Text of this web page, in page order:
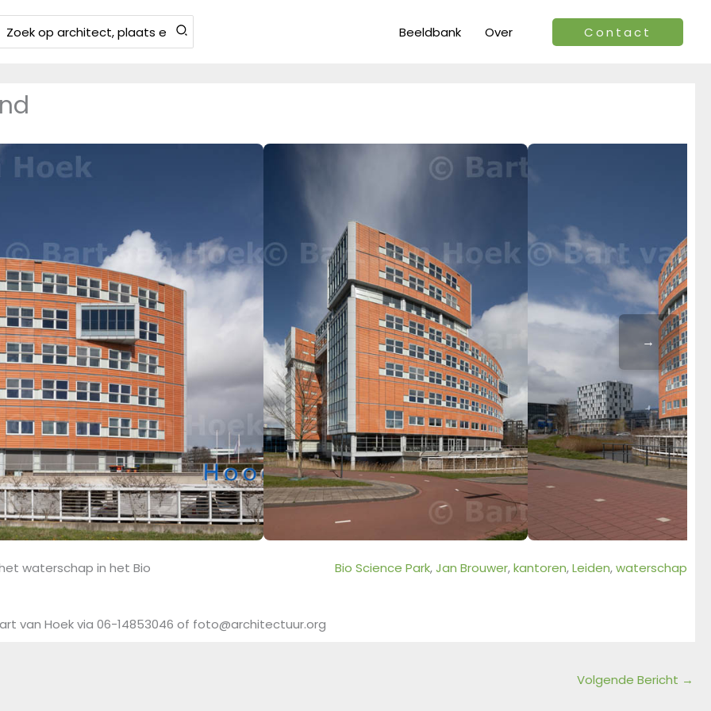
Zoeken
Beeldbank Over Contact
→
waterschap in het Bio
Bio Science Park, Jan Brouwer, kantoren, Leiden, waterschap
van Hoek via 06-14853046 of foto@architectuur.org
Volgende Bericht →